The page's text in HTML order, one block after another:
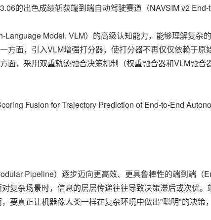
的出色成绩斩获端到端自动驾驶赛道（NAVSIM v2 End-
Model, VLM）的高级认知能力，能够理解复杂
方面，引入VLM增强打分器，使打分器不再仅仅依赖于原
面，采用双重轨迹融合决策机制（权重融合器和VLM融
Fusion for Trajectory Prediction of End-to-End
Pipeline）逐步迈向更高效、更具鲁棒性的端到端（
复杂场景时，信息的层层传递往往导致决策滞后或次优
要真正让机器像人类一样在复杂环境中做出"聪明"的决策